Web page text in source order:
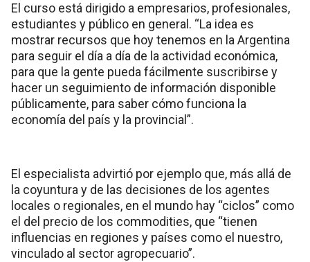
El curso está dirigido a empresarios, profesionales,
estudiantes y público en general. “La idea es
mostrar recursos que hoy tenemos en la Argentina
para seguir el día a día de la actividad económica,
para que la gente pueda fácilmente suscribirse y
hacer un seguimiento de información disponible
públicamente, para saber cómo funciona la
economía del país y la provincial”.
El especialista advirtió por ejemplo que, más allá de
la coyuntura y de las decisiones de los agentes
locales o regionales, en el mundo hay “ciclos” como
el del precio de los commodities, que “tienen
influencias en regiones y países como el nuestro,
vinculado al sector agropecuario”.